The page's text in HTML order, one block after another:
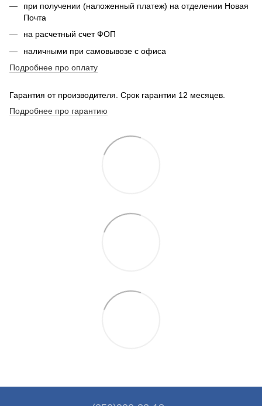
при получении (наложенный платеж) на отделении Новая
Почта
на расчетный счет ФОП
наличными при самовывозе с офиса
Подробнее про оплату
Гарантия от производителя. Срок гарантии 12 месяцев.
Подробнее про гарантию